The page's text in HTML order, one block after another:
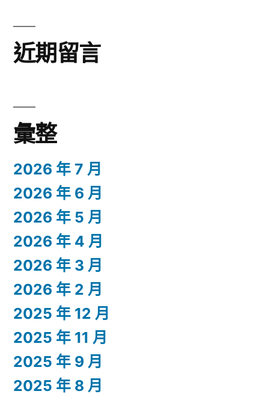
近期留言
彙整
2026 年 7 月
2026 年 6 月
2026 年 5 月
2026 年 4 月
2026 年 3 月
2026 年 2 月
2025 年 12 月
2025 年 11 月
2025 年 9 月
2025 年 8 月